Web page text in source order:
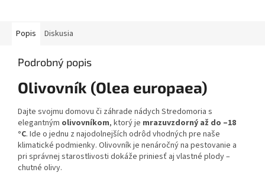
Popis Diskusia
Podrobný popis
Olivovník (Olea europaea)
Dajte svojmu domovu či záhrade nádych Stredomoria s
elegantným olivovníkom, ktorý je mrazuvzdorný až do –18
°C. Ide o jednu z najodolnejších odrôd vhodných pre naše
klimatické podmienky. Olivovník je nenáročný na pestovanie a
pri správnej starostlivosti dokáže priniesť aj vlastné plody –
chutné olivy.